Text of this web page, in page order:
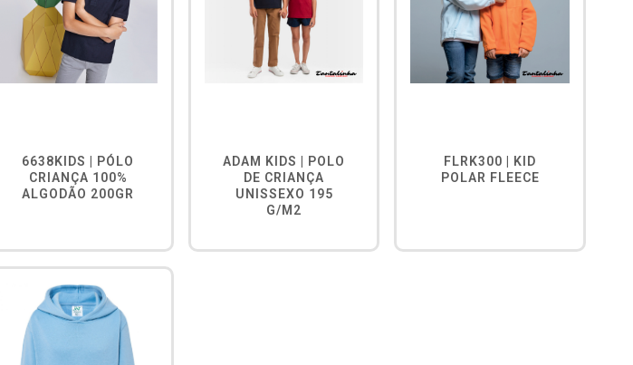
6638KIDS | PÓLO
CRIANÇA 100%
ALGODÃO 200GR
ADAM KIDS | POLO
DE CRIANÇA
UNISSEXO 195
G/M2
FLRK300 | KID
POLAR FLEECE